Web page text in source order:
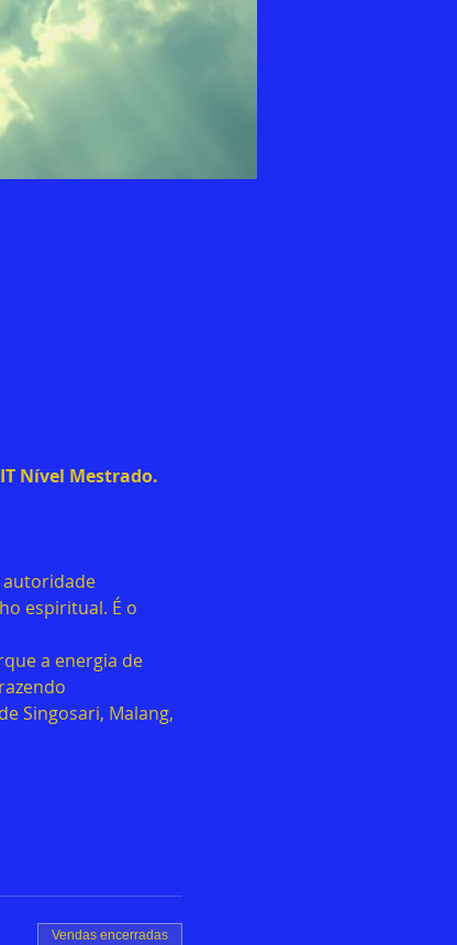
Nível Mestrado.
autoridade
espiritual. É o
a energia de
Singosari, Malang,
Vendas encerradas